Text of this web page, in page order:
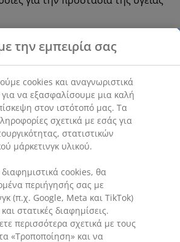
στα καταστήματα JYSK
αφρός μνήμης
προσαρμόζεται ακριβώς στο
σας, επιτρέποντας στο κεφάλι
στο μαξιλάρι. Κατανέμει το
βοηθώντας στην
και των αρθρώσεων σας. Η
του αφρού αυξάνει τη ροή
Επιπλέον, ο αφρός
από τη θερμοκρασία του
ελαστικός και
και σε ένα δροσερό